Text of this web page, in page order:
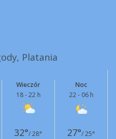
Platania
Wieczór
18 - 22 h
Noc
22 - 06 h
32°/ 28° 27°/ 25°